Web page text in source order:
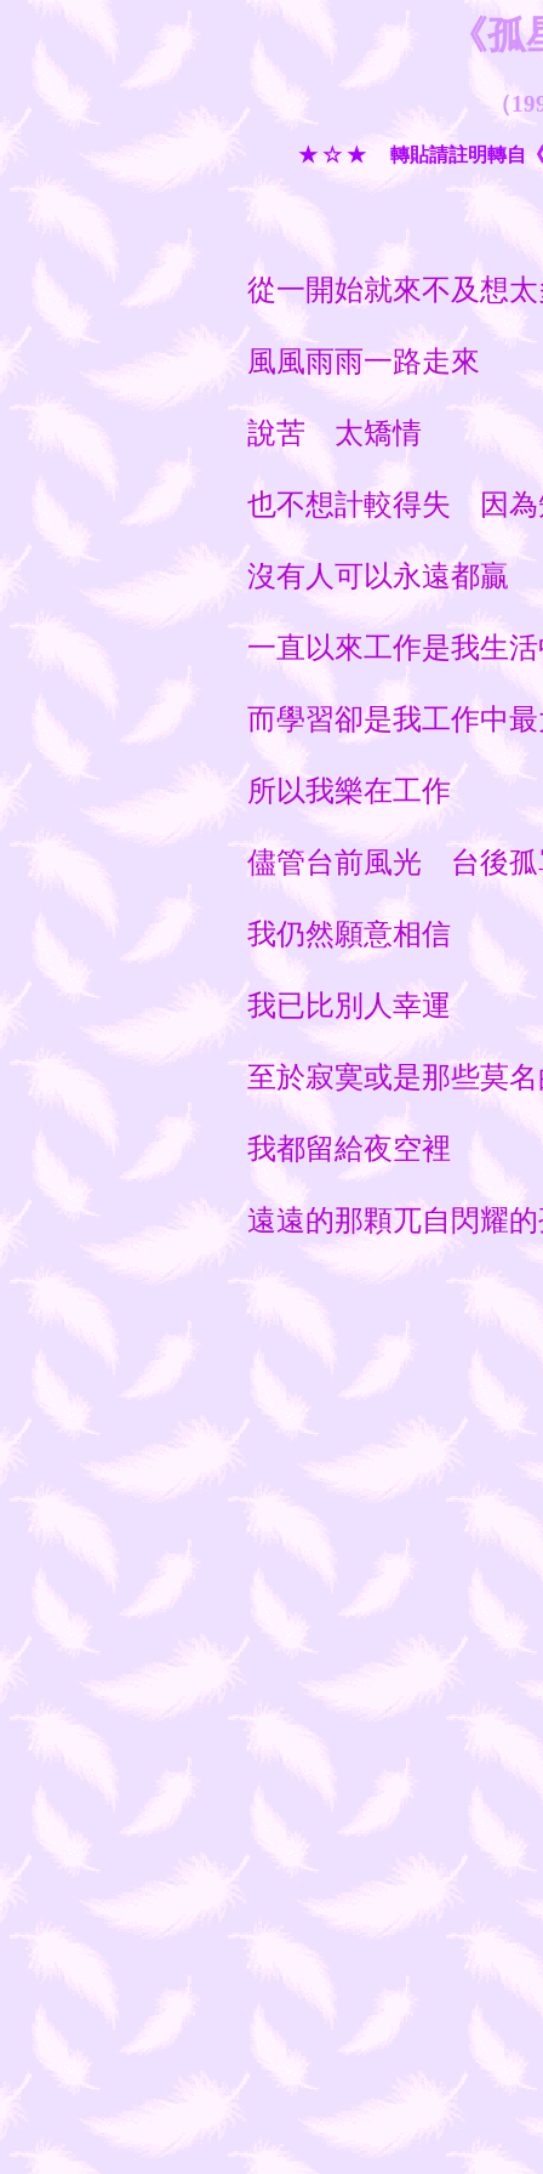
《
（
★ ☆ ★ 轉貼請註明轉自
從一開始就來不及想
風風雨雨一路走來
說苦 太矯情
也不想計較得失 因為
沒有人可以永遠都贏
一直以來工作是我生
而學習卻是我工作中
所以我樂在工作
儘管台前風光 台後孤
我仍然願意相信
我已比別人幸運
至於寂寞或是那些莫
我都留給夜空裡
遠遠的那顆兀自閃耀